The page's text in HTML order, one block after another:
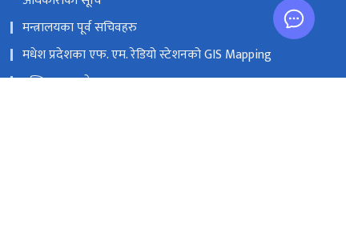
मन्त्रालयका पूर्व सचिवहरु
मधेश प्रदेशका एफ. एम. रेडियो स्टेशनको GIS Mapping
मस्तिष्क लाभ केन्द्र